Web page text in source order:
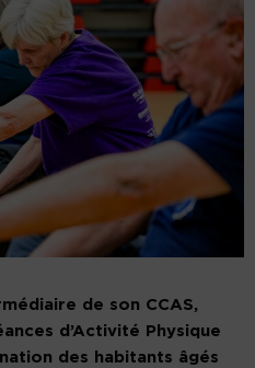
de son CCAS,
d’Activité Physique
des habitants âgés